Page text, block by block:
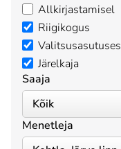
Allkirjastamisel
Riigikogus
Valitsusasutuses
Järelkaja
Saaja
Menetleja